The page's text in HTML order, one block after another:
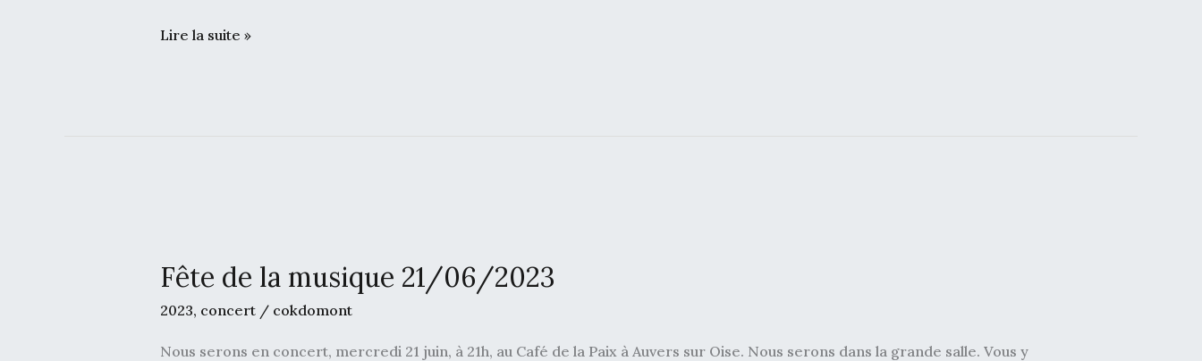
26/11/2011
Lire la suite »
Fête de la musique 21/06/2023
2023, concert/ cokdomont
Nous serons en concert, mercredi 21 juin, à 21h, au Café de la Paix à Auvers sur Oise. Nous serons dans la grande salle. Vous y
la
musique